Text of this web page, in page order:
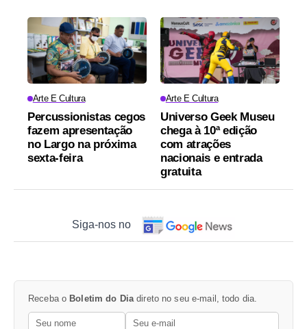
Arte E Cultura
Percussionistas cegos
fazem apresentação
no Largo na próxima
sexta-feira
Arte E Cultura
Universo Geek Museu
chega à 10ª edição
com atrações
nacionais e entrada
gratuita
Siga-nos no
Receba o Boletim do Diadireto no seu e-mail, todo dia.